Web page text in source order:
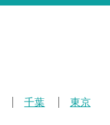
千葉 東京